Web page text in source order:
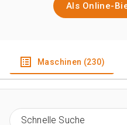
Als Online-
Maschinen (230)